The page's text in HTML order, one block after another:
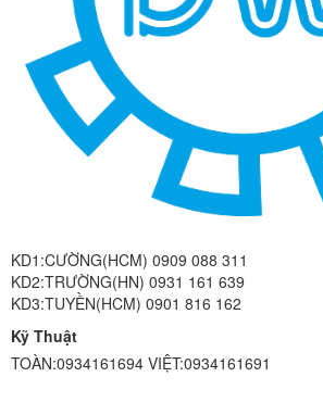
KD1:CƯỜNG(HCM) 0909 088 311
KD2:TRƯỜNG(HN) 0931 161 639
KD3:TUYỀN(HCM) 0901 816 162
Kỹ Thuật
TOÀN:0934161694 VIỆT:0934161691